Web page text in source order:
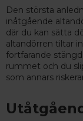
Den största
inåtgående
där du kan sätta
altandörren tiltar
fortfarande
rummet och du
som annars